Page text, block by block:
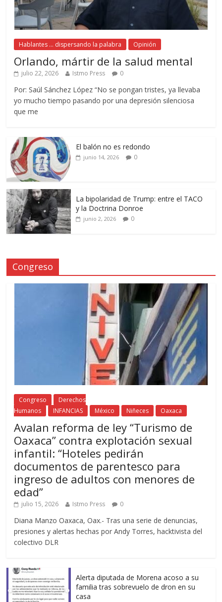
Hablantes ... dispersando la palabra Opinión
Orlando, mártir de la salud mental
julio 22, 2026 Istmo Press 0
Por: Saúl Sánchez López “No se pongan tristes, ya llevaba
yo mucho tiempo pasando por una depresión silenciosa
que me
El balón no es redondo
junio 14, 2026 0
La bipolaridad de Trump: entre el TACO
y la Doctrina Donroe
junio 2, 2026 0
Congreso
Congreso
Derechos
Humanos
INFANCIAS México Niñeces Oaxaca
Avalan reforma de ley “Turismo de
Oaxaca” contra explotación sexual
infantil: “Hoteles pedirán
documentos de parentesco para
ingreso de adultos con menores de
edad”
julio 15, 2026 Istmo Press 0
Diana Manzo Oaxaca, Oax.- Tras una serie de denuncias,
presiones y alertas hechas por Andy Torres, hacktivista del
colectivo DLR
Alerta diputada de Morena acoso a su
familia tras sobrevuelo de dron en su
casa